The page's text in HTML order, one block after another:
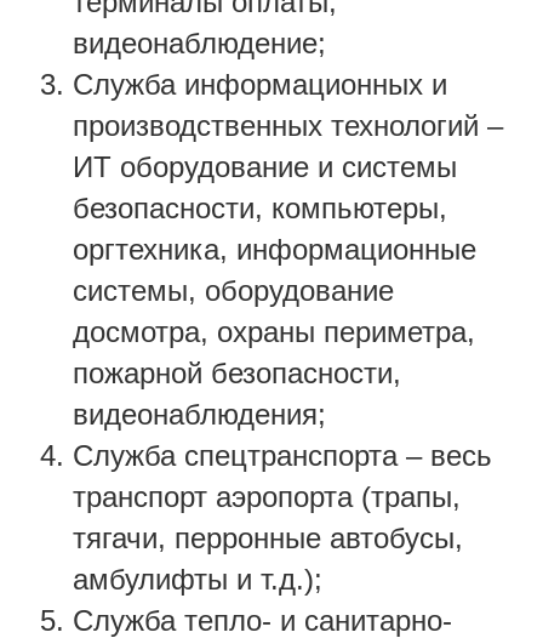
видеонаблюдение;
Служба информационных и
производственных технологий –
ИТ оборудование и системы
безопасности, компьютеры,
оргтехника, информационные
системы, оборудование
досмотра, охраны периметра,
пожарной безопасности,
видеонаблюдения;
Служба спецтранспорта – весь
транспорт аэропорта (трапы,
тягачи, перронные автобусы,
амбулифты и т.д.);
Служба тепло- и санитарно-